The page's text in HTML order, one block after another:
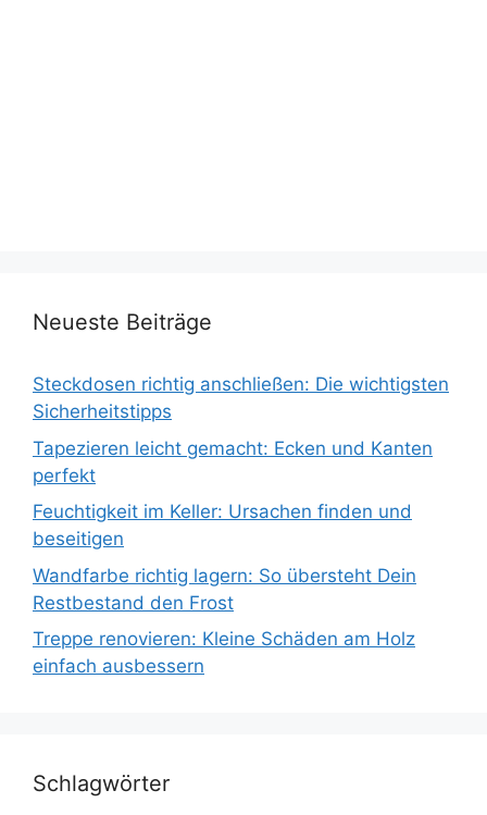
Neueste Beiträge
Steckdosen richtig anschließen: Die wichtigsten
Sicherheitstipps
Tapezieren leicht gemacht: Ecken und Kanten
perfekt
Feuchtigkeit im Keller: Ursachen finden und
beseitigen
Wandfarbe richtig lagern: So übersteht Dein
Restbestand den Frost
Treppe renovieren: Kleine Schäden am Holz
einfach ausbessern
Schlagwörter